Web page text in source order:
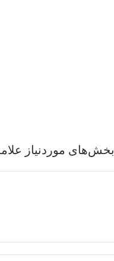
بخش‌های موردنیاز